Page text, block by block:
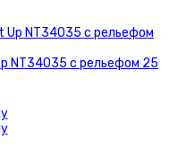
NT34035 с рельефом 25